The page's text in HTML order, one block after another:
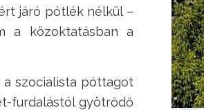
járó pótlék nélkül –
a közoktatásban a
szocialista póttagot
furdalástól gyötrődő